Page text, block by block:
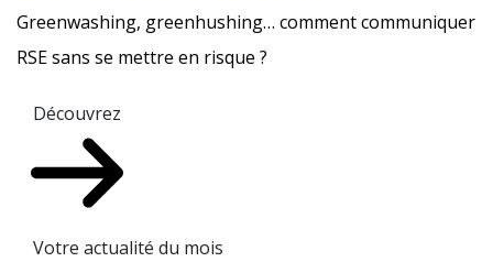
Greenwashing, greenhushing… comment communiquer
RSE sans se mettre en risque ?
Découvrez
Votre actualité du mois